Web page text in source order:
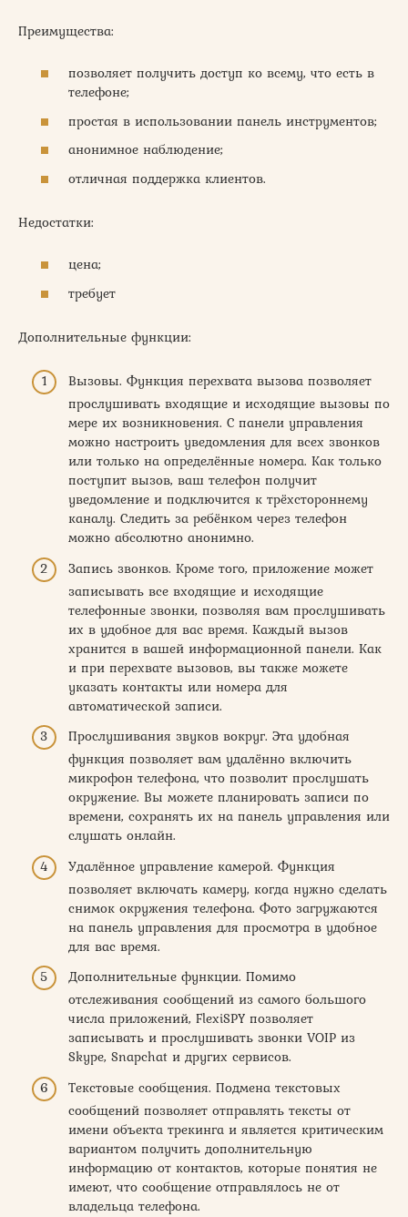
Преимущества:
позволяет получить доступ ко всему, что есть в
телефоне;
простая в использовании панель инструментов;
анонимное наблюдение;
отличная поддержка клиентов.
Недостатки:
цена;
требует
Дополнительные функции:
Вызовы. Функция перехвата вызова позволяет
прослушивать входящие и исходящие вызовы по
мере их возникновения. С панели управления
можно настроить уведомления для всех звонков
или только на определённые номера. Как только
поступит вызов, ваш телефон получит
уведомление и подключится к трёхстороннему
каналу. Следить за ребёнком через телефон
можно абсолютно анонимно.
Запись звонков. Кроме того, приложение может
записывать все входящие и исходящие
телефонные звонки, позволяя вам прослушивать
их в удобное для вас время. Каждый вызов
хранится в вашей информационной панели. Как
и при перехвате вызовов, вы также можете
указать контакты или номера для
автоматической записи.
Прослушивания звуков вокруг. Эта удобная
функция позволяет вам удалённо включить
микрофон телефона, что позволит прослушать
окружение. Вы можете планировать записи по
времени, сохранять их на панель управления или
слушать онлайн.
Удалённое управление камерой. Функция
позволяет включать камеру, когда нужно сделать
снимок окружения телефона. Фото загружаются
на панель управления для просмотра в удобное
для вас время.
Дополнительные функции. Помимо
отслеживания сообщений из самого большого
числа приложений, FlexiSPY позволяет
записывать и прослушивать звонки VOIP из
Skype, Snapchat и других сервисов.
Текстовые сообщения. Подмена текстовых
сообщений позволяет отправлять тексты от
имени объекта трекинга и является критическим
вариантом получить дополнительную
информацию от контактов, которые понятия не
имеют, что сообщение отправлялось не от
владельца телефона.